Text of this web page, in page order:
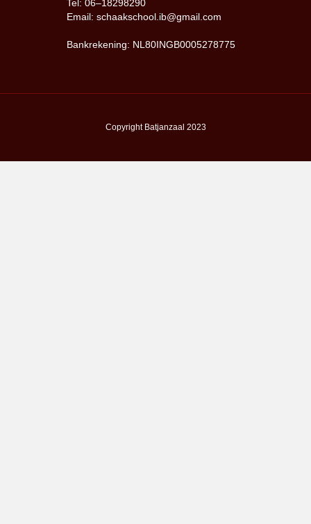
Tel: 06–18298290
Email: schaakschool.ib@gmail.com
Bankrekening: NL80INGB0005278775
Copyright Batjanzaal 2023